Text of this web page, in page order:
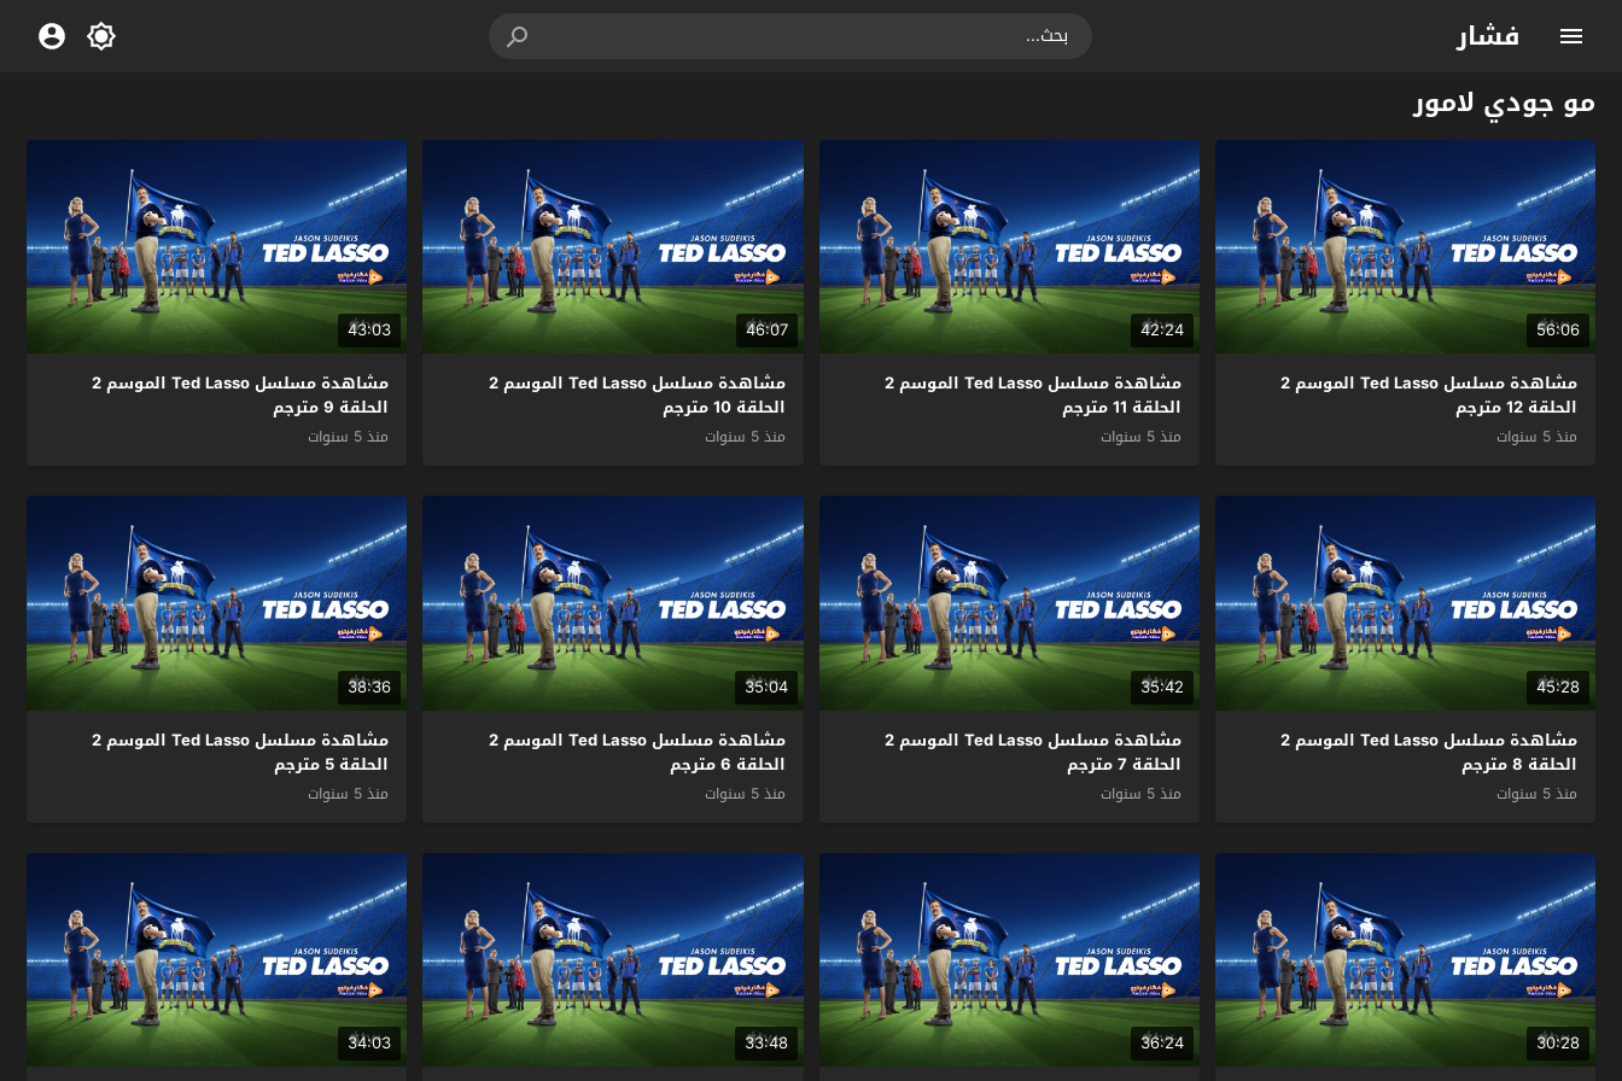
فشار
مو جودي لامور
56:06
مشاهدة مسلسل Ted Lasso الموسم 2
الحلقة 12 مترجم
منذ 5 سنوات
42:24
مشاهدة مسلسل Ted Lasso الموسم 2
الحلقة 11 مترجم
منذ 5 سنوات
46:07
مشاهدة مسلسل Ted Lasso الموسم 2
الحلقة 10 مترجم
منذ 5 سنوات
43:03
مشاهدة مسلسل Ted Lasso الموسم 2
الحلقة 9 مترجم
منذ 5 سنوات
45:28
مشاهدة مسلسل Ted Lasso الموسم 2
الحلقة 8 مترجم
منذ 5 سنوات
35:42
مشاهدة مسلسل Ted Lasso الموسم 2
الحلقة 7 مترجم
منذ 5 سنوات
35:04
مشاهدة مسلسل Ted Lasso الموسم 2
الحلقة 6 مترجم
منذ 5 سنوات
38:36
مشاهدة مسلسل Ted Lasso الموسم 2
الحلقة 5 مترجم
منذ 5 سنوات
30:28
36:24
33:48
34:03